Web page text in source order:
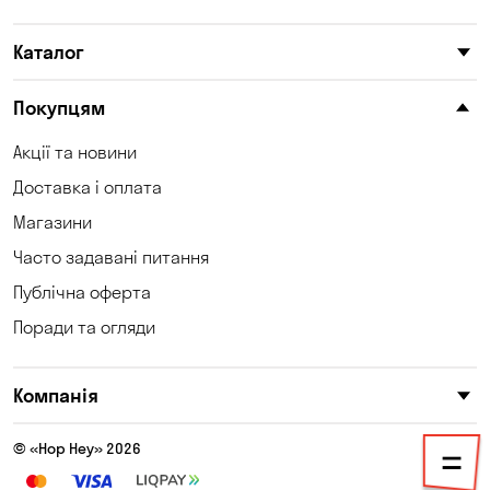
Котівка
Кошари
Крюківщина
Мала Кохнівка
Каталог
Покупцям
Акції та новини
Доставка і оплата
Магазини
Часто задавані питання
Публічна оферта
Поради та огляди
Компанія
© «Hop Hey» 2026